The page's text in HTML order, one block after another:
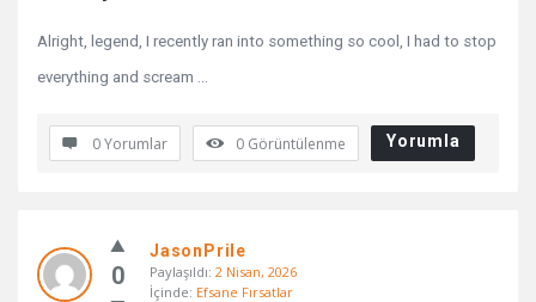
Alright, legend, I recently ran into something so cool, I had to stop
everything and scream ...
0 Yorumlar 0 Görüntülenme Yorumla
0
JasonPrile
Paylaşıldı: 2 Nisan, 2026
İçinde: Efsane Fırsatlar